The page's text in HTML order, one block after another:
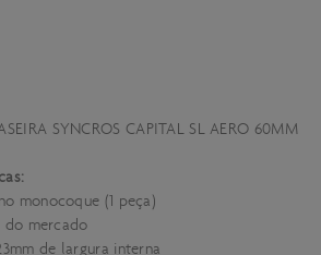
SYNCROS CAPITAL SL AERO 60MM
monocoque (1 peça)
do mercado
de largura interna